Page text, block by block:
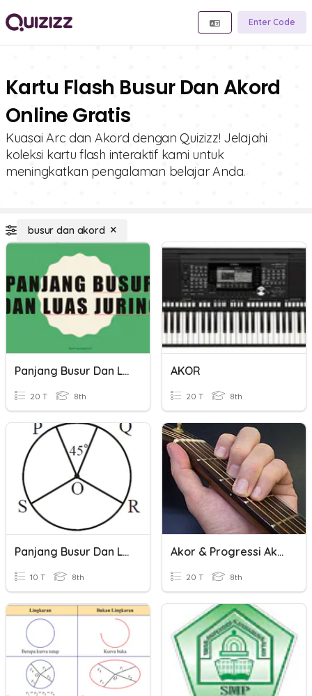
Enter Code
Kartu Flash Busur Dan Akord
Online Gratis
Kuasai Arc dan Akord dengan Quizizz! Jelajahi
koleksi kartu flash interaktif kami untuk
meningkatkan pengalaman belajar Anda.
busur dan akord
Panjang Busur Dan Luas Juring
20 T 8th
AKOR
20 T 8th
Panjang Busur Dan Luas Juring Lingkaran
10 T 8th
Akor & Progressi Akor
20 T 8th